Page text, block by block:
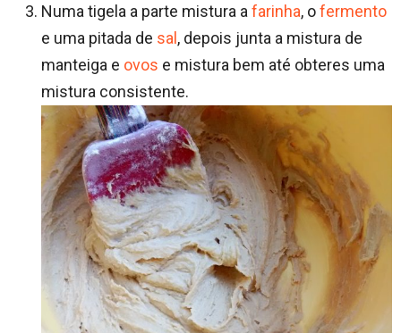
Numa tigela a parte mistura a farinha, ofermento
e uma pitada de sal, depois junta a mistura de
manteiga e ovos e mistura bem até obteres uma
mistura consistente.